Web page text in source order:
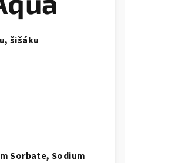
šišáku
Sorbate, Sodium